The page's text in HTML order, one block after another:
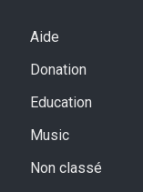
Aide
Donation
Education
Music
Non classé